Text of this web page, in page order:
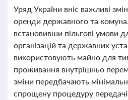
Уряд України вніс важливі
оренди державного та
встановивши пільгові умови
організацій та державних
використовують майно для
проживання внутрішньо
зміни передбачають
спрощену процедуру передачі